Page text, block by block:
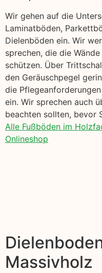
Wir gehen auf die
Laminatböden,
Dielenböden ein. Wir
sprechen, die die
schützen. Über
den Geräuschpegel
die
ein. Wir sprechen auch
beachten sollten, bevor
Alle Fußböden im
Onlineshop
Massivholz